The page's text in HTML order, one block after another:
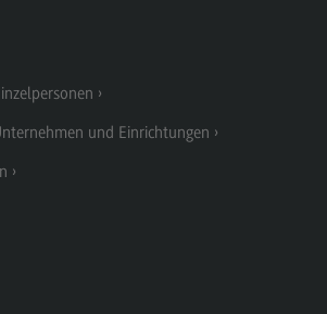
und Einrichtungen